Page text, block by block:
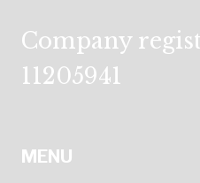
Company
11205941
MENU